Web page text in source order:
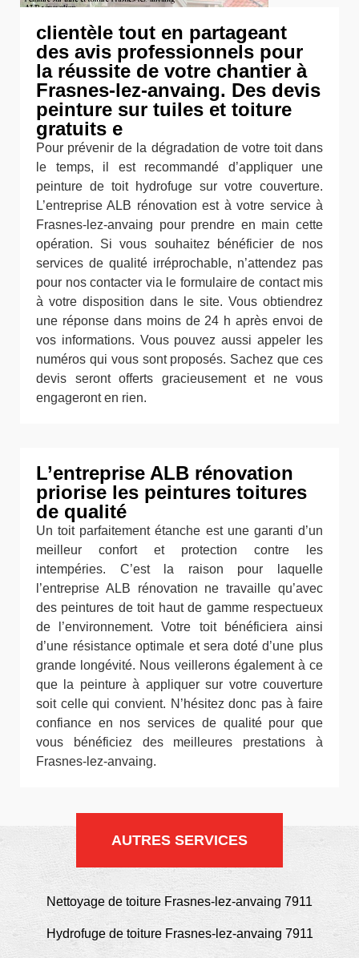
clientèle tout en partageant
des avis professionnels pour
la réussite de votre chantier à
Frasnes-lez-anvaing. Des devis
peinture sur tuiles et toiture
gratuits e
Pour prévenir de la dégradation de votre toit dans
le temps, il est recommandé d’appliquer une
peinture de toit hydrofuge sur votre couverture.
L’entreprise ALB rénovation est à votre service à
Frasnes-lez-anvaing pour prendre en main cette
opération. Si vous souhaitez bénéficier de nos
services de qualité irréprochable, n’attendez pas
pour nos contacter via le formulaire de contact mis
à votre disposition dans le site. Vous obtiendrez
une réponse dans moins de 24 h après envoi de
vos informations. Vous pouvez aussi appeler les
numéros qui vous sont proposés. Sachez que ces
devis seront offerts gracieusement et ne vous
engageront en rien.
L’entreprise ALB rénovation
priorise les peintures toitures
de qualité
Un toit parfaitement étanche est une garanti d’un
meilleur confort et protection contre les
intempéries. C’est la raison pour laquelle
l’entreprise ALB rénovation ne travaille qu’avec
des peintures de toit haut de gamme respectueux
de l’environnement. Votre toit bénéficiera ainsi
d’une résistance optimale et sera doté d’une plus
grande longévité. Nous veillerons également à ce
que la peinture à appliquer sur votre couverture
soit celle qui convient. N’hésitez donc pas à faire
confiance en nos services de qualité pour que
vous bénéficiez des meilleures prestations à
Frasnes-lez-anvaing.
AUTRES SERVICES
Nettoyage de toiture Frasnes-lez-anvaing 7911
Hydrofuge de toiture Frasnes-lez-anvaing 7911